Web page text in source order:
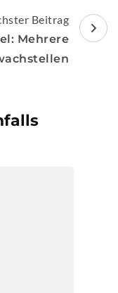
Beitrag
Mehrere